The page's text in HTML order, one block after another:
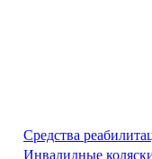
Средства
Инвалидные